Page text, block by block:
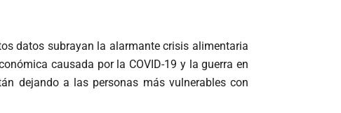
datos subrayan la alarmante crisis alimentaria
causada por la COVID-19 y la guerra en
dejando a las personas más vulnerables con